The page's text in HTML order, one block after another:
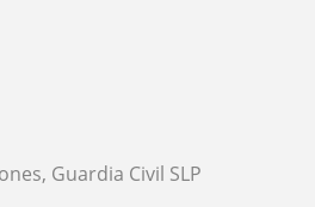
Guardia Civil SLP